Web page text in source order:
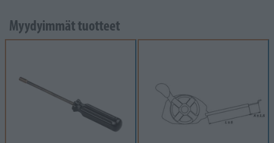
Myydyimmät tuotteet